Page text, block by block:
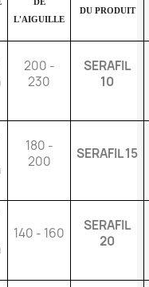
L'AIGUILLE
DU PRODUIT
200 -
230
SERAFIL
10
180 -
200
SERAFIL 15
140 - 160
SERAFIL
20